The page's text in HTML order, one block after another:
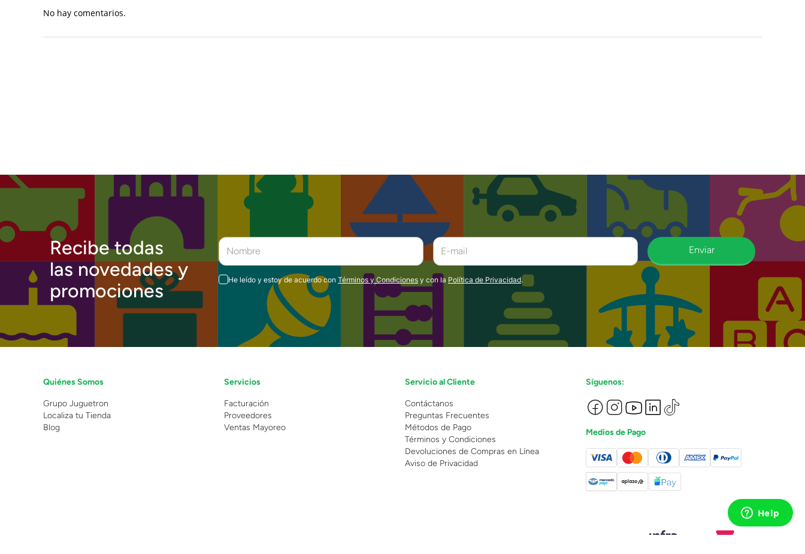
No hay comentarios.
Recibe todas
las novedades y
promociones
Enviar
He leído y estoy de acuerdo con Términos y Condiciones y con la Política de Privacidad.
Quiénes Somos
Grupo Juguetron
Localiza tu Tienda
Blog
Servicios
Facturación
Proveedores
Ventas Mayoreo
Servicio al Cliente
Contáctanos
Preguntas Frecuentes
Métodos de Pago
Términos y Condiciones
Devoluciones de Compras en Línea
Aviso de Privacidad
Síguenos:
Medios de Pago